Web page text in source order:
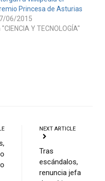
Princesa de Asturias
06/2015
"CIENCIA Y TECNOLOGÍA"
NEXT ARTICLE
Tras
escándalos,
renuncia jefa